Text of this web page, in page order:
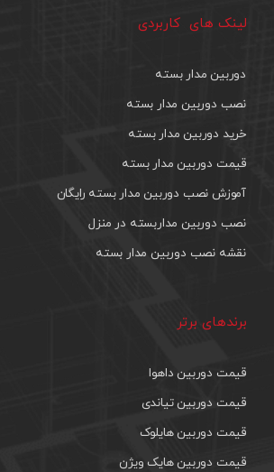
لینک های کاربردی
دوربین مدار بسته
نصب دوربین مدار بسته
خرید دوربین مدار بسته
قیمت دوربین مدار بسته
آموزش نصب دوربین مدار بسته رایگان
نصب دوربین مداربسته در منزل
نقشه نصب دوربین مدار بسته
برندهای برتر
قیمت دوربین داهوا
قیمت دوربین تیاندی
قیمت دوربین هایلوک
قیمت دوربین هایک ویژن